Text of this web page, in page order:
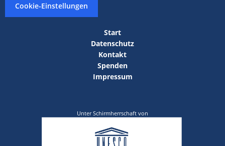
Cookie-Einstellungen
Start
Datenschutz
Kontakt
Spenden
Impressum
Unter Schirmherrschaft von